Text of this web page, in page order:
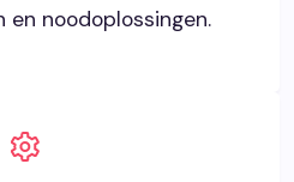
en noodoplossingen.